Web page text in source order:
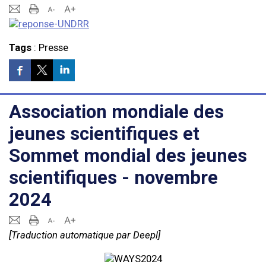
Tags: Presse
Association mondiale des
jeunes scientifiques et
Sommet mondial des jeunes
scientifiques - novembre
2024
[Traduction automatique par Deepl]